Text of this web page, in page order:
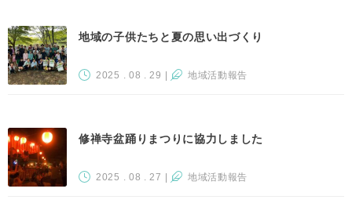
地域の子供たちと夏の思い出づくり
2025 . 08 . 29 地域活動報告
修禅寺盆踊りまつりに協力しました
2025 . 08 . 27 地域活動報告